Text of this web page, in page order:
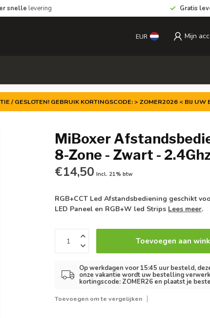
snelle levering Gratis
EUR Mijn
/ GESLOTEN! GEBRUIK KORTINGSCODE: > ZOMER2026 < BIJ UW
MiBoxer
8-Zone - Zwart -
€14,50 Incl. 21% btw
RGB+CCT Led Afstandsbediening geschikt
LED Paneel en RGB+W led Strips Lees meer.
Toevoegen aan
Op werkdagen voor 15:45 uur besteld,
onze vakantie wordt uw bestelling
kortingscode: ZOMER26 en plaatst je
Toevoegen om te vergelijken